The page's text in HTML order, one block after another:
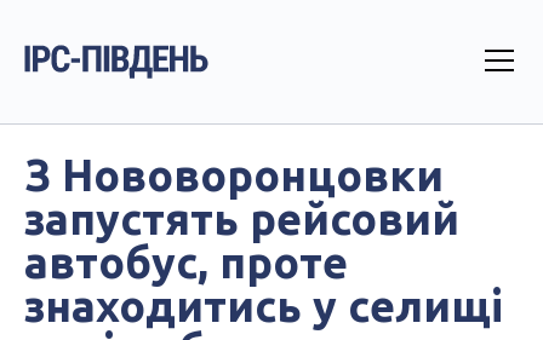
З Нововоронцовки
запустять рейсовий
автобус, проте
знаходитись у селищі